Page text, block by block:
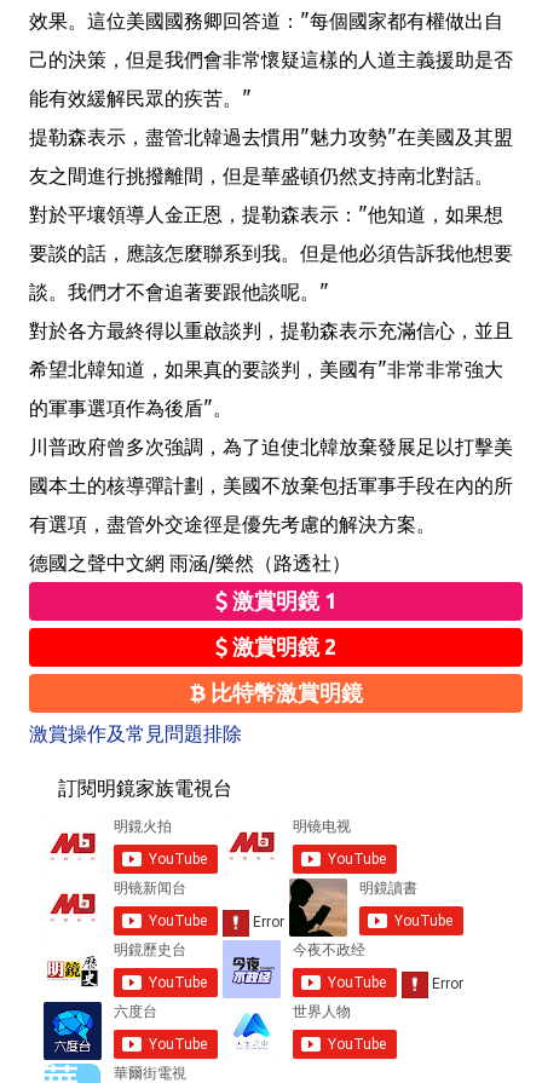
效果。這位美國國務卿回答道："每個國家都有權做出自
己的決策，但是我們會非常懷疑這樣的人道主義援助是否
能有效緩解民眾的疾苦。"
提勒森表示，盡管北韓過去慣用"魅力攻勢"在美國及其盟
友之間進行挑撥離間，但是華盛頓仍然支持南北對話。
對於平壤領導人金正恩，提勒森表示："他知道，如果想
要談的話，應該怎麼聯系到我。但是他必須告訴我他想要
談。我們才不會追著要跟他談呢。"
對於各方最終得以重啟談判，提勒森表示充滿信心，並且
希望北韓知道，如果真的要談判，美國有"非常非常強大
的軍事選項作為後盾"。
川普政府曾多次強調，為了迫使北韓放棄發展足以打擊美
國本土的核導彈計劃，美國不放棄包括軍事手段在內的所
有選項，盡管外交途徑是優先考慮的解決方案。
德國之聲中文網 雨涵/樂然（路透社）
激賞明鏡 1
激賞明鏡 2
比特幣激賞明鏡
激賞操作及常見問題排除
訂閱明鏡家族電視台